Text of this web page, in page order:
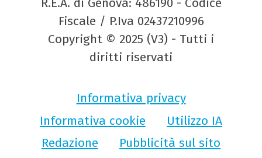
R.E.A. di Genova: 486190 - Codice
Fiscale / P.Iva 02437210996
Copyright © 2025 (V3) - Tutti i
diritti riservati
Informativa privacy
Informativa cookie
Utilizzo IA
Redazione
Pubblicità sul sito